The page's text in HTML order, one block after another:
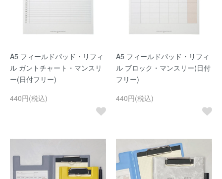
A5 フィールドパッド・リフィ
ル ガントチャート・マンスリ
ー(日付フリー)
440円(税込)
A5 フィールドパッド・リフィ
ル ブロック・マンスリー(日付
フリー)
440円(税込)